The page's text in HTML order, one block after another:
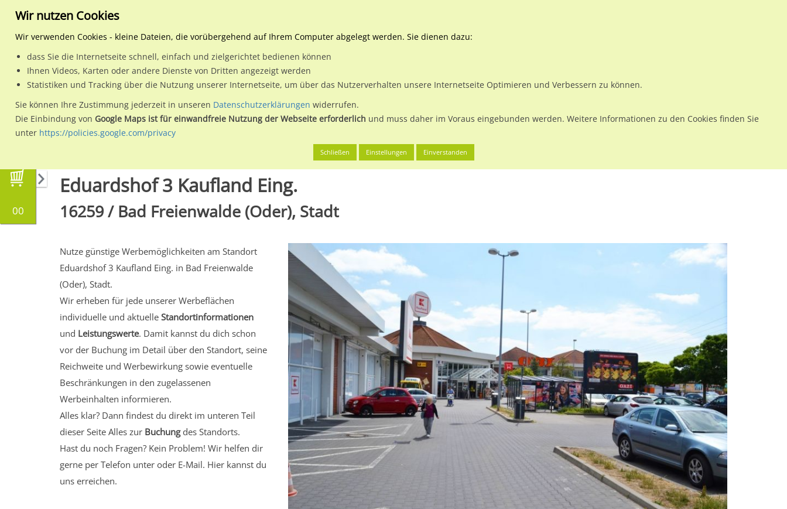
Planen & Buchen Plakatwerbung
Wähle den Werbestandort:
00
Bad Freienwalde (Oder), Stadt Eduardshof 3 Kaufland Eing.
Eduardshof 3 Kaufland Eing.
16259 / Bad Freienwalde (Oder), Stadt
Nutze günstige Werbemöglichkeiten am Standort
Eduardshof 3 Kaufland Eing. in Bad Freienwalde
(Oder), Stadt.
Wir erheben für jede unserer Werbeflächen
individuelle und aktuelle Standortinformationen
und Leistungswerte. Damit kannst du dich schon
vor der Buchung im Detail über den Standort, seine
Reichweite und Werbewirkung sowie eventuelle
Beschränkungen in den zugelassenen
Werbeinhalten informieren.
Alles klar? Dann findest du direkt im unteren Teil
dieser Seite Alles zur Buchungdes Standorts.
Hast du noch Fragen? Kein Problem! Wir helfen dir
gerne per Telefon unter oder E-Mail. Hier kannst du
uns erreichen.
Wir nutzen Cookies
Wir verwenden Cookies - kleine Dateien, die vorübergehend auf Ihrem Computer abgelegt werden. Sie dienen dazu:
dass Sie die Internetseite schnell, einfach und zielgerichtet bedienen können
Ihnen Videos, Karten oder andere Dienste von Dritten angezeigt werden
Statistiken und Tracking über die Nutzung unserer Internetseite, um über das Nutzerverhalten unsere Internetseite Optimieren und Verbessern zu können.
Sie können Ihre Zustimmung jederzeit in unseren Datenschutzerklärungen widerrufen.
Die Einbindung von Google Maps ist für einwandfreie Nutzung der Webseite erforderlich und muss daher im Voraus eingebunden werden. Weitere Informationen zu den Cookies finden Sie
unter https://policies.google.com/privacy
Schließen Einstellungen Einverstanden